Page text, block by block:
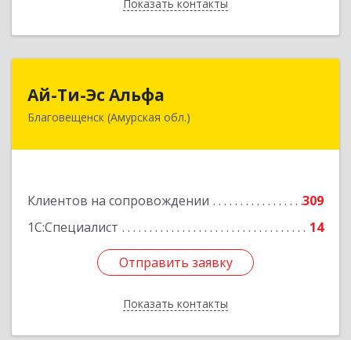
Показать контакты
Назад
Ай-Ти-Эс Альфа
Благовещенск (Амурская обл.)
Клиентов на сопровождении
309
1С:Специалист
14
Отправить заявку
Показать контакты
675000, Амурская обл, Благовещенск г, Зейская
Отправить заявку
Назад